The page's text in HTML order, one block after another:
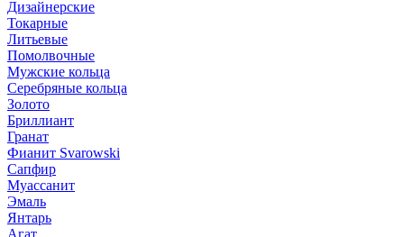
Дизайнерские
Токарные
Литьевые
Помолвочные
Мужские кольца
Серебряные кольца
Золото
Бриллиант
Гранат
Фианит Svarowski
Сапфир
Муассанит
Эмаль
Янтарь
Агат